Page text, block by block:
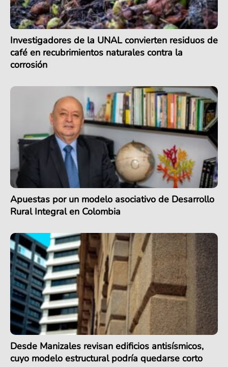
Investigadores de la UNAL convierten residuos de
café en recubrimientos naturales contra la
corrosión
Apuestas por un modelo asociativo de Desarrollo
Rural Integral en Colombia
Desde Manizales revisan edificios antisísmicos,
cuyo modelo estructural podría quedarse corto